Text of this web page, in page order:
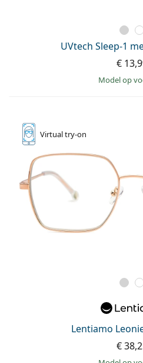
UVtech Sleep-1
€
model op
Virtualtry-on
Lentiamo
€